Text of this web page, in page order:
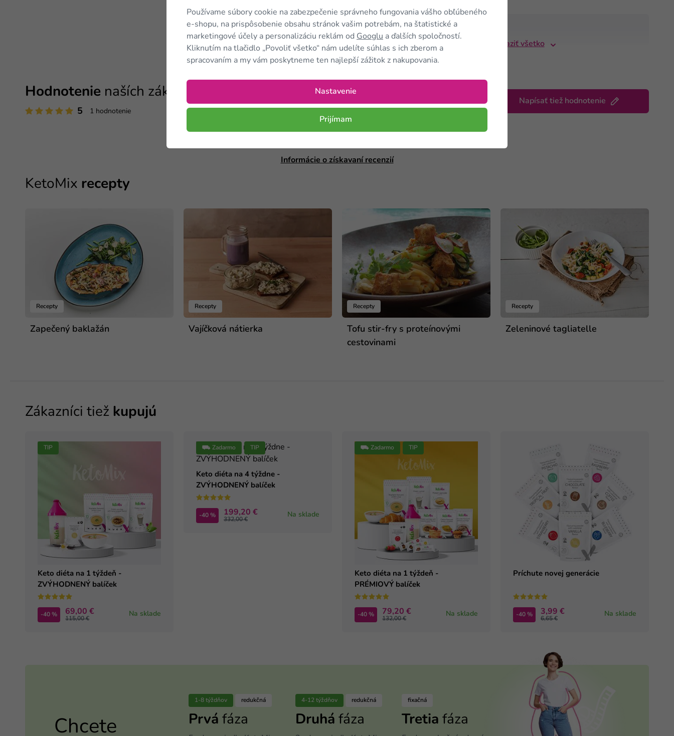
z toho cukry
0 g
Zobraziť všetko
Hodnotenie naších zákazníkov
5 1 hodnotenie
Napísať tiež hodnotenie
Informácie o získavaní recenzií
KetoMix recepty
Recepty
Zapečený baklažán
Recepty
Vajíčková nátierka
Recepty
Tofu stir-fry s proteínovými
cestovinami
Recepty
Zeleninové tagliatelle
Zákazníci tiež kupujú
TIP
Keto diéta na 1 týždeň -
ZVÝHODNENÝ balíček
-40 % 69,00 €
115,00 €
Na sklade
⛟ Zadarmo TIP
Keto diéta na 4 týždne -
ZVÝHODNENÝ balíček
-40 % 199,20 €
332,00 €
Na sklade
⛟ Zadarmo TIP
Keto diéta na 1 týždeň -
PRÉMIOVÝ balíček
-40 % 79,20 €
132,00 €
Na sklade
Príchute novej generácie
-40 % 3,99 €
6,65 €
Na sklade
Chcete
1-8 týždňov redukčná
Prvá fáza
4-12 týždňov redukčná
Druhá fáza
fixačná
Tretia fáza
Používame súbory cookie na zabezpečenie správneho fungovania vášho obľúbeného
e-shopu, na prispôsobenie obsahu stránok vašim potrebám, na štatistické a
marketingové účely a personalizáciu reklám od Googlu a ďalších spoločností.
Kliknutím na tlačidlo „Povoliť všetko“ nám udelíte súhlas s ich zberom a
spracovaním a my vám poskytneme ten najlepší zážitok z nakupovania.
Nastavenie
Prijímam